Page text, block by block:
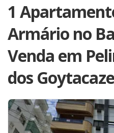
1
Armário no
Venda em
dos